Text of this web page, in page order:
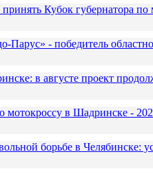
Кубок губернатора по
Парус» - победитель
в августе проект
мотокроссу в Шадринске -
борьбе в Челябинске: